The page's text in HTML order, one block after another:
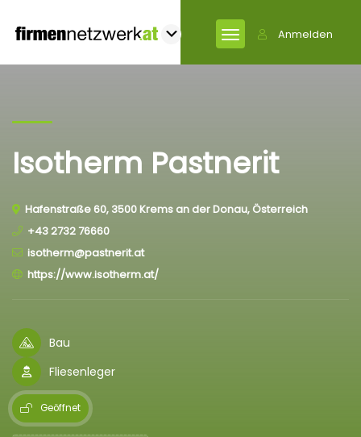
Anmelden
Isotherm Pastnerit
Hafenstraße 60, 3500 Krems an der Donau, Österreich
+43 2732 76660
isotherm@pastnerit.at
https://www.isotherm.at/
Bau
Fliesenleger
Geöffnet